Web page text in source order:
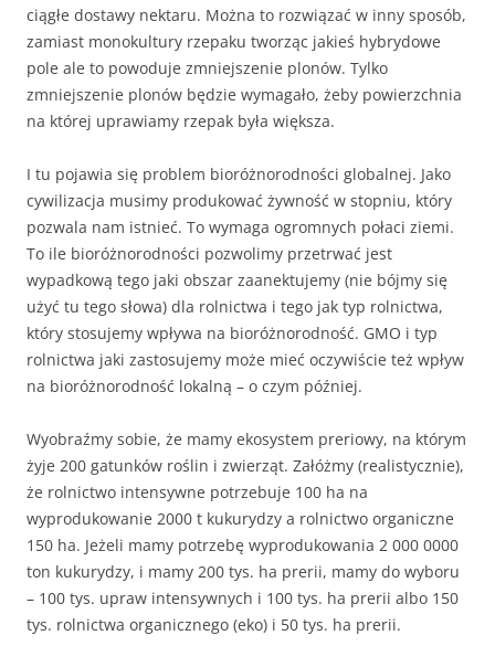
ciągłe dostawy nektaru. Można to rozwiązać w inny sposób,
zamiast monokultury rzepaku tworząc jakieś hybrydowe
pole ale to powoduje zmniejszenie plonów. Tylko
zmniejszenie plonów będzie wymagało, żeby powierzchnia
na której uprawiamy rzepak była większa.
I tu pojawia się problem bioróżnorodności globalnej. Jako
cywilizacja musimy produkować żywność w stopniu, który
pozwala nam istnieć. To wymaga ogromnych połaci ziemi.
To ile bioróżnorodności pozwolimy przetrwać jest
wypadkową tego jaki obszar zaanektujemy (nie bójmy się
użyć tu tego słowa) dla rolnictwa i tego jak typ rolnictwa,
który stosujemy wpływa na bioróżnorodność. GMO i typ
rolnictwa jaki zastosujemy może mieć oczywiście też wpływ
na bioróżnorodność lokalną – o czym później.
Wyobraźmy sobie, że mamy ekosystem preriowy, na którym
żyje 200 gatunków roślin i zwierząt. Załóżmy (realistycznie),
że rolnictwo intensywne potrzebuje 100 ha na
wyprodukowanie 2000 t kukurydzy a rolnictwo organiczne
150 ha. Jeżeli mamy potrzebę wyprodukowania 2 000 0000
ton kukurydzy, i mamy 200 tys. ha prerii, mamy do wyboru
– 100 tys. upraw intensywnych i 100 tys. ha prerii albo 150
tys. rolnictwa organicznego (eko) i 50 tys. ha prerii.